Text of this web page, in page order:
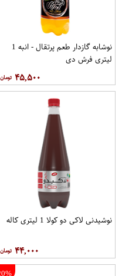
نوشابه گازدار طعم پرتقال - انبه 1
لیتری فرش دی
۴۵,۵۰۰
نوشیدنی لاکی دو کولا 1 لیتری کاله
۴۴,۰۰۰